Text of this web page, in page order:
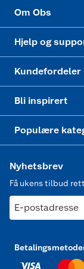
Om Obs
Hjelp og
Kundefordeler
Bli inspirert
Populære
Nyhetsbrev
Få ukens tilbud
E-postadresse